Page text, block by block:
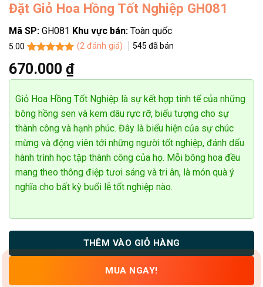
Đặt Giỏ Hoa Hồng Tốt Nghiệp GH081
Mã SP: GH081 Khu vực bán: Toàn quốc
5.00
dựa trên
đánh giá
(2đánh giá) 545 đã bán
670.000 ₫
Giỏ Hoa Hồng Tốt Nghiệp là sự kết hợp tinh tế của những
bông hồng sen và kem dâu rực rỡ, biểu tượng cho sự
thành công và hạnh phúc. Đây là biểu hiện của sự chúc
mừng và động viên tới những người tốt nghiệp, đánh dấu
hành trình học tập thành công của họ. Mỗi bông hoa đều
mang theo thông điệp tươi sáng và tri ân, là món quà ý
nghĩa cho bất kỳ buổi lễ tốt nghiệp nào.
THÊM VÀO GIỎ HÀNG
MUA NGAY!